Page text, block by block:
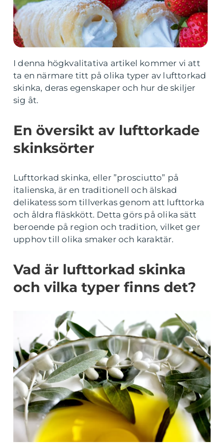
I denna högkvalitativa artikel kommer vi att
ta en närmare titt på olika typer av lufttorkad
skinka, deras egenskaper och hur de skiljer
sig åt.
En översikt av lufttorkade
skinksörter
Lufttorkad skinka, eller ”prosciutto” på
italienska, är en traditionell och älskad
delikatess som tillverkas genom att lufttorka
och åldra fläskkött. Detta görs på olika sätt
beroende på region och tradition, vilket ger
upphov till olika smaker och karaktär.
Vad är lufttorkad skinka
och vilka typer finns det?